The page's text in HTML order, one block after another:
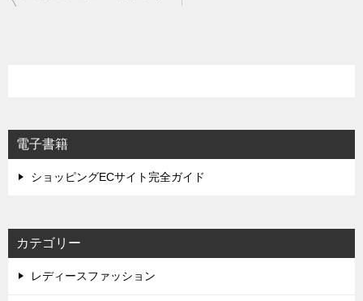
シ
ョ
電子書籍
ショッピングECサイト完全ガイド
カテゴリー
レディースファッション